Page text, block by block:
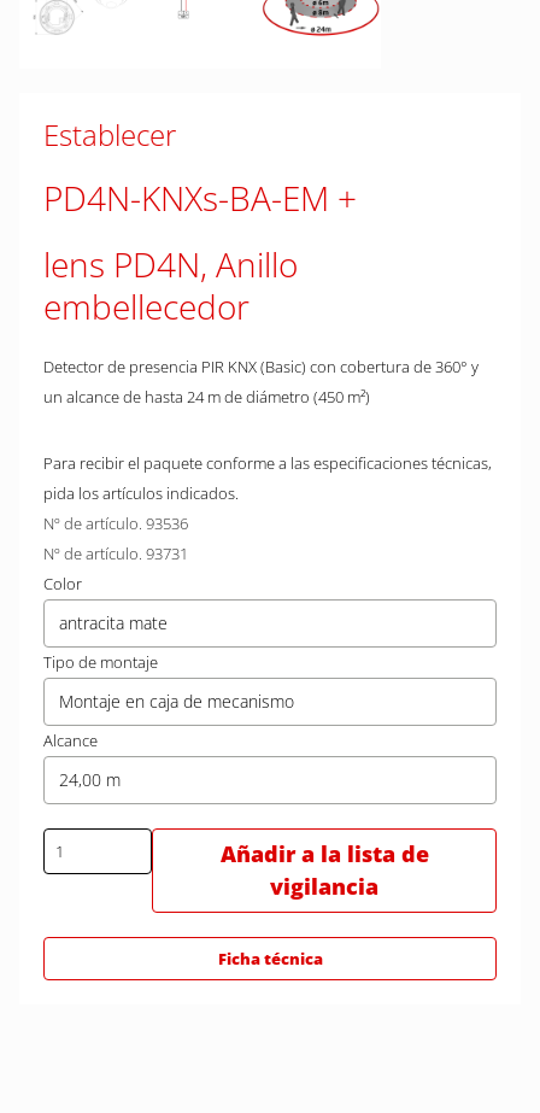
Establecer
PD4N-KNXs-BA-EM
lens PD4N, Anillo
embellecedor
Detector de presencia PIR KNX (Basic) con cobertura de 360° y
un alcance de hasta 24 m de diámetro (450 m²)
Para recibir el paquete conforme a las especificaciones técnicas,
pida los artículos indicados.
Nº de artículo. 93536
Nº de artículo. 93731
Color
antracita mate
Tipo de montaje
Montaje en caja de mecanismo
Alcance
24,00 m
Añadir a la lista de
vigilancia
Ficha técnica